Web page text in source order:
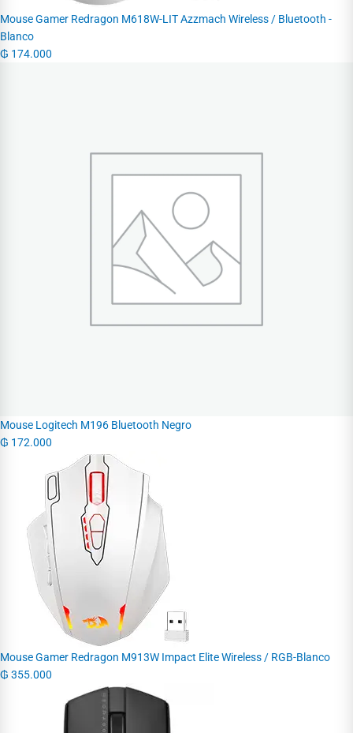
Mouse Gamer Redragon M618W-LIT Azzmach Wireless / Bluetooth -
Blanco
₲ 174.000
Mouse Logitech M196 Bluetooth Negro
₲ 172.000
Mouse Gamer Redragon M913W Impact Elite Wireless / RGB-Blanco
₲ 355.000